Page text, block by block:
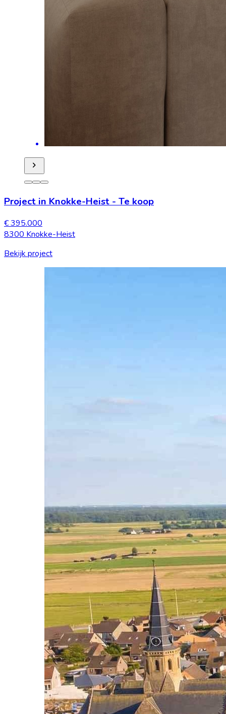
Project in Knokke-Heist - Te koop
€ 395.000
8300 Knokke-Heist
Bekijk project